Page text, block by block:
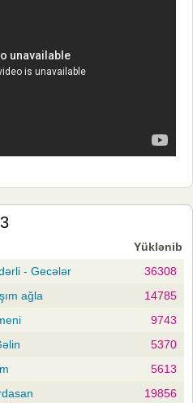
Yüklənib
- Gecələr
36308
ağla
14785
9743
5370
5613
19856